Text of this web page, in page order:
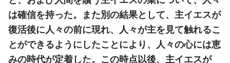
は確信を持った。また別の結果として、主イエスが
復活後に人々の前に現れ、人々が主を見て触れるこ
とができるようにしたことにより、人々の心には恵
みの時代が定着した。この時点以後、主イエスが